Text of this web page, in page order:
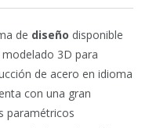
de diseño disponible
3D para
de acero en idioma
con una gran
paramétricos